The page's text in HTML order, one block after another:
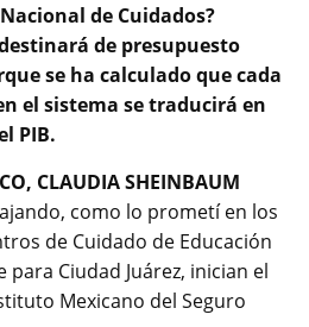
de Cuidados?
de presupuesto
se ha calculado que cada
el sistema se traducirá en
PIB.
CLAUDIA SHEINBAUM
como lo prometí en los
de Cuidado de Educación
Ciudad Juárez, inician el
Mexicano del Seguro